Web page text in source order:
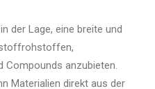
der Lage, eine breite und
Compounds anzubieten.
Materialien direkt aus der